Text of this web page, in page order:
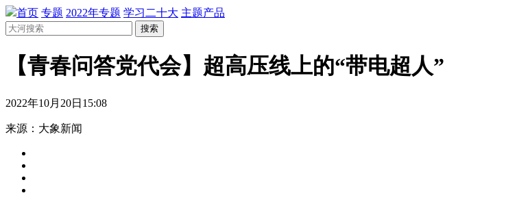
首页 专题 2022年专题 学习二十大 主题产品
搜索
【青春问答党代会】超高压线上的“带电超人”
2022年10月20日15:08
来源：大象新闻